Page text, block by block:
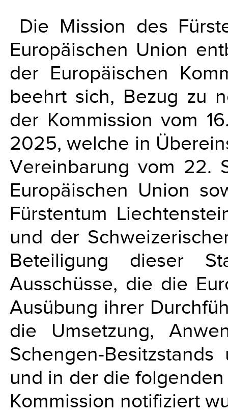
Die Mission des
Europäischen Union
der Europäischen
beehrt sich, Bezug zu
der Kommission vom
2025, welche in
Vereinbarung vom 22.
Europäischen Union
Fürstentum
und der
Beteiligung dieser
Ausschüsse, die die
Ausübung ihrer
die Umsetzung,
Schengen-
und in der die
Kommission notifiziert